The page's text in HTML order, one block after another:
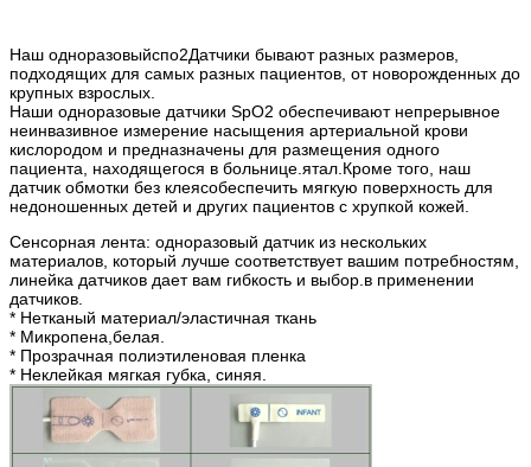
Наш одноразовыйспо2Датчики бывают разных размеров,
подходящих для самых разных пациентов, от новорожденных до
крупных взрослых.
Наши одноразовые датчики SpO2 обеспечивают непрерывное
неинвазивное измерение насыщения артериальной крови
кислородом и предназначены для размещения одного
пациента, находящегося в больнице. ятал.Кроме того, наш
датчик обмотки без клеясобеспечить мягкую поверхность для
недоношенных детей и других пациентов с хрупкой кожей.
Сенсорная лента: одноразовый датчик из нескольких
материалов, который лучше соответствует вашим потребностям,
линейка датчиков дает вам гибкость и выбор. в применении
датчиков.
* Нетканый материал/эластичная ткань
* Микропена,белая.
* Прозрачная полиэтиленовая пленка
* Неклейкая мягкая губка, синяя.